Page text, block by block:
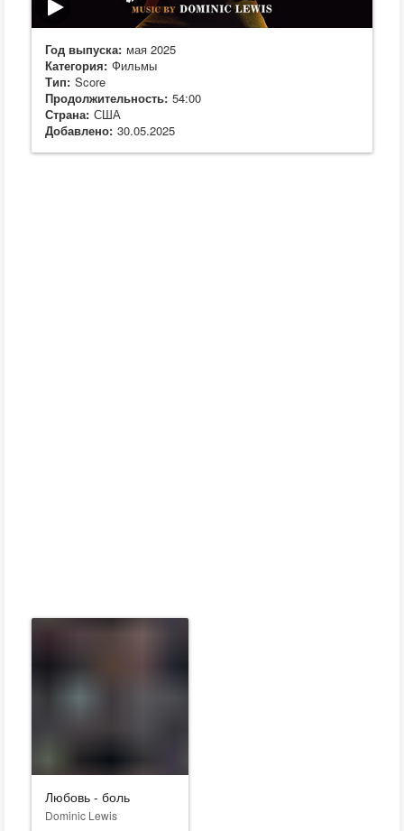
Год выпуска: мая 2025
Категория: Фильмы
Тип: Score
Продолжительность: 54:00
Страна: США
Добавлено: 30.05.2025
Любовь - боль
Dominic Lewis